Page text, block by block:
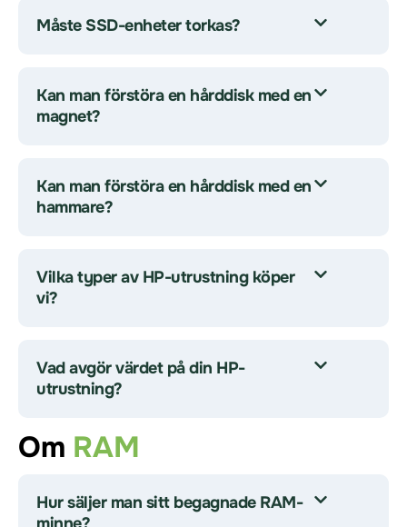
Måste SSD-enheter torkas?
Kan man förstöra en hårddisk med en
magnet?
Kan man förstöra en hårddisk med en
hammare?
Vilka typer av HP-utrustning köper
vi?
Vad avgör värdet på din HP-
utrustning?
Om RAM
Hur säljer man sitt begagnade RAM-